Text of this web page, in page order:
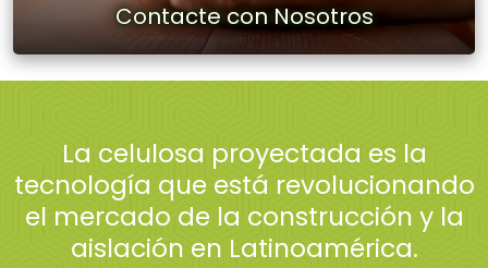
Contacte con Nosotros
La celulosa proyectada es la
tecnología que está revolucionando
el mercado de la construcción y la
aislación en Latinoamérica.